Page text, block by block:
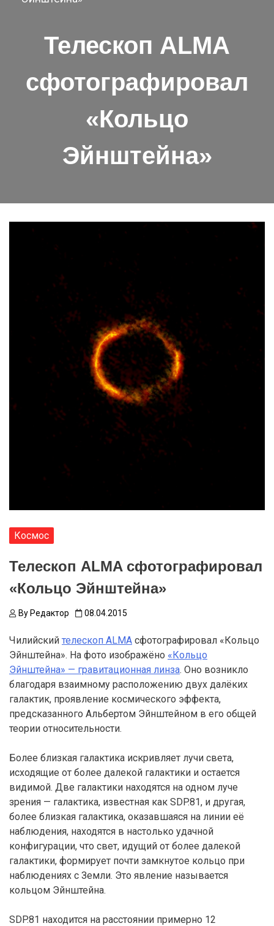
Телескоп ALMA
сфотографировал
«Кольцо
Эйнштейна»
Космос
Телескоп ALMA сфотографировал
«Кольцо Эйнштейна»
By Редактор 08.04.2015
Чилийский телескоп ALMA сфотографировал «Кольцо
Эйнштейна». На фото изображёно «Кольцо
Эйнштейна» — гравитационная линза. Оно возникло
благодаря взаимному расположению двух далёких
галактик, проявление космического эффекта,
предсказанного Альбертом Эйнштейном в его общей
теории относительности.
Более близкая галактика искривляет лучи света,
исходящие от более далекой галактики и остается
видимой. Две галактики находятся на одном луче
зрения — галактика, известная как SDP.81, и другая,
более близкая галактика, оказавшаяся на линии её
наблюдения, находятся в настолько удачной
конфигурации, что свет, идущий от более далекой
галактики, формирует почти замкнутое кольцо при
наблюдениях с Земли. Это явление называется
кольцом Эйнштейна.
SDP.81 находится на расстоянии примерно 12